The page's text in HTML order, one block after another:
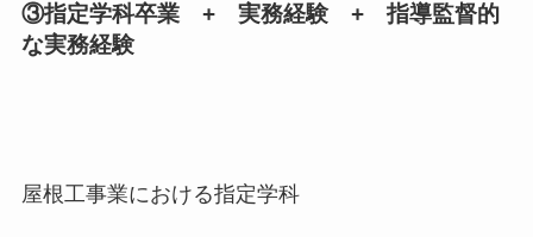
③指定学科卒業 + 実務経験 + 指導監督的
な実務経験
屋根工事業における指定学科